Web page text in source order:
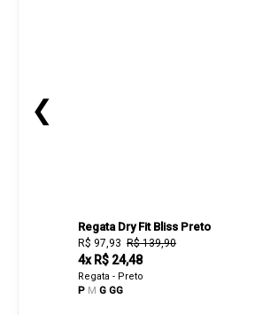
❮
Regata Dry Fit Bliss Preto
R$ 97,93 R$ 139,90
4x R$ 24,48
Regata - Preto
P M G GG